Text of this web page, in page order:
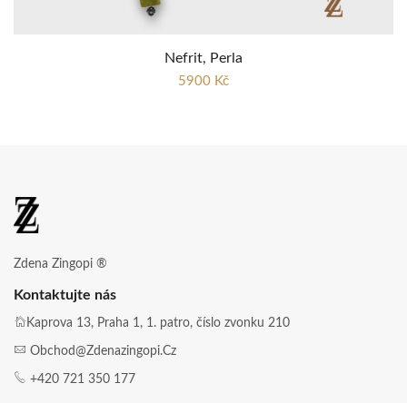
Nefrit, Perla
5900 Kč
Zdena Zingopi ®
Kontaktujte nás
Kaprova 13, Praha 1, 1. patro, číslo zvonku 210
Obchod@zdenazingopi.cz
+420 721 350 177